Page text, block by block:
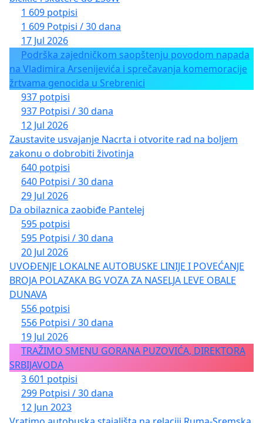
1 609 potpisi
1 609 Potpisi / 30 dana
17 Jul 2026
Podrška zajedničkom saopštenju povodom napada
na Vladimira Arsenijevića i sprečavanja komemoracije
žrtvama genocida u Srebrenici
937 potpisi
937 Potpisi / 30 dana
12 Jul 2026
Zaustavite usvajanje Nacrta i otvorite rad na boljem
zakonu o dobrobiti životinja
640 potpisi
640 Potpisi / 30 dana
29 Jul 2026
Da obilaznica zaobiđe Pantelej
595 potpisi
595 Potpisi / 30 dana
20 Jul 2026
UVOĐENJE LOKALNE AUTOBUSKE LINIJE I POVEĆANJE
BROJA POLAZAKA BG VOZA ZA NASELJA LEVE OBALE
DUNAVA
556 potpisi
556 Potpisi / 30 dana
19 Jul 2026
TRAŽIMO SMENU GORANA PUZOVIĆA, DIREKTORA
SRBIJAVODA
3 601 potpisi
299 Potpisi / 30 dana
12 Jun 2023